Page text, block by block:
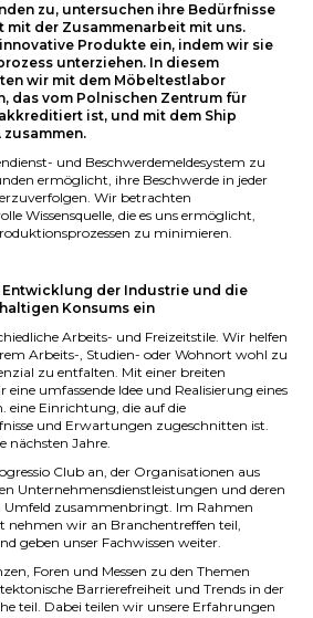
zu, untersuchen ihre Bedürfnisse
mit der Zusammenarbeit mit uns.
Produkte ein, indem wir sie
unterziehen. In diesem
wir mit dem Möbeltestlabor
das vom Polnischen Zentrum für
ist, und mit dem Ship
zusammen.
und Beschwerdemeldesystem zu
ermöglicht, ihre Beschwerde in jeder
Wir betrachten
Wissensquelle, die es uns ermöglicht,
zu minimieren.
der Industrie und die
Konsums ein
Arbeits- und Freizeitstile. Wir helfen
Arbeits-, Studien- oder Wohnort wohl zu
zu entfalten. Mit einer breiten
umfassende Idee und Realisierung eines
eine Einrichtung, die auf die
und Erwartungen zugeschnitten ist.
nächsten Jahre.
Club an, der Organisationen aus
Unternehmensdienstleistungen und deren
zusammenbringt. Im Rahmen
nehmen wir an Branchentreffen teil,
geben unser Fachwissen weiter.
Foren und Messen zu den Themen
Barrierefreiheit und Trends in der
teil. Dabei teilen wir unsere Erfahrungen